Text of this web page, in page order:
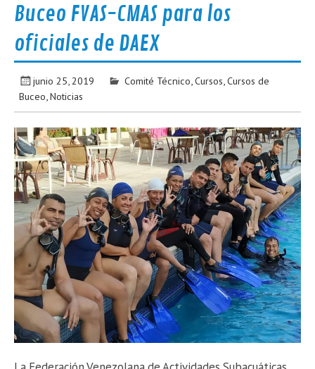
Buceo FVAS-CMAS para los
oficiales de DAEX
junio 25, 2019 Comité Técnico Cursos Cursos de
Buceo ,Noticias